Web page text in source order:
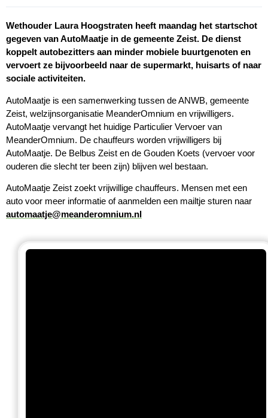
Wethouder Laura Hoogstraten heeft maandag het startschot
gegeven van AutoMaatje in de gemeente Zeist. De dienst
koppelt autobezitters aan minder mobiele buurtgenoten en
vervoert ze bijvoorbeeld naar de supermarkt, huisarts of naar
sociale activiteiten.
AutoMaatje is een samenwerking tussen de ANWB, gemeente
Zeist, welzijnsorganisatie MeanderOmnium en vrijwilligers.
AutoMaatje vervangt het huidige Particulier Vervoer van
MeanderOmnium. De chauffeurs worden vrijwilligers bij
AutoMaatje. De Belbus Zeist en de Gouden Koets (vervoer voor
ouderen die slecht ter been zijn) blijven wel bestaan.
AutoMaatje Zeist zoekt vrijwillige chauffeurs. Mensen met een
auto voor meer informatie of aanmelden een mailtje sturen naar
automaatje@meanderomnium.nl